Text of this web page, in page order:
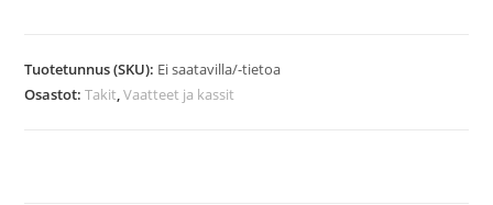
Tuotetunnus (SKU): Ei saatavilla/-tietoa
Osastot:Takit,Vaatteet ja kassit